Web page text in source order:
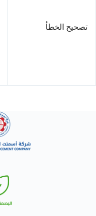
تصحيح الخطأ